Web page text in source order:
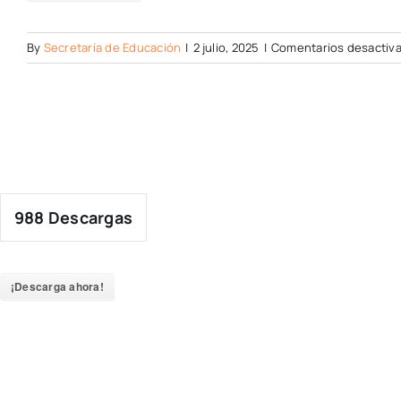
By Secretaría de Educación | 2 julio, 2025 | Comentarios
988 Descargas
¡Descarga ahora!